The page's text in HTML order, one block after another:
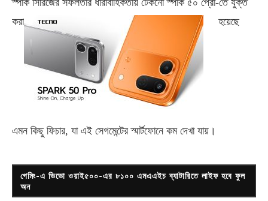
করা
হয়েছে
এমন কিছু ফিচার, যা এই সেগমেন্টের স্মার্টফোনে কম দেখা যায়।
গেমিং-এ ভিভো ওয়াই৫০০-এর ৮১০০ এমএএইচ ব্যাটারিতে লাইফ হবে ফুল
অন